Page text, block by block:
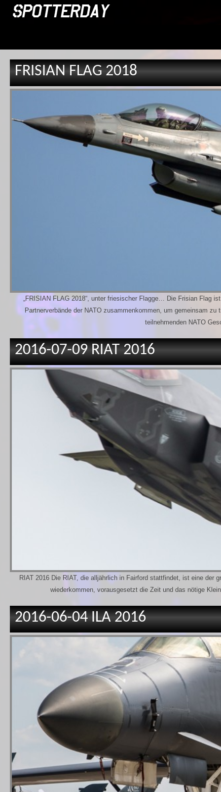
FRISIAN FLAG 2018
„FRISIAN FLAG 2018“, unter friesischer Flagge… Die Frisian Flag
Partnerverbände der NATO zusammenkommen, um gemeinsam
teilnehmenden NATO
2016-07-09 RIAT 2016
RIAT 2016 Die RIAT, die alljährlich in Fairford stattfindet, ist eine der
wiederkommen, vorausgesetzt die Zeit und das nötige
2016-06-04 ILA 2016